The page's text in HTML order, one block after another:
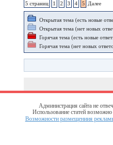
5 страниц 1 2 3 4 5 Далее
Открытая тема (есть новые
Открытая тема (нет новых
Горячая тема (есть новые
Горячая тема (нет новых
Администрация сайта не
Использование статей
Возможности размещениия